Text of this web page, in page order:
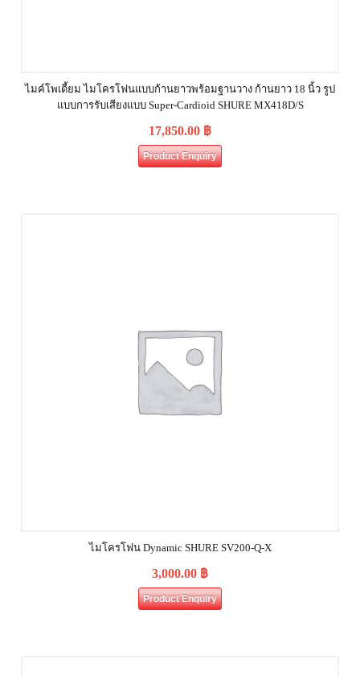
ไมค์โพเดี้ยม ไมโครโฟนแบบก้านยาวพร้อมฐานวาง ก้านยาว 18 นิ้ว รูป
แบบการรับเสียงแบบ Super-Cardioid SHURE MX418D/S
17,850.00 ฿
Product Enquiry
ไมโครโฟน Dynamic SHURE SV200-Q-X
3,000.00 ฿
Product Enquiry